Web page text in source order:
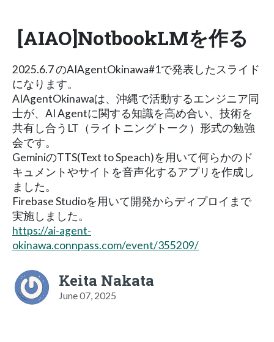
[AIAO]NotbookLMを作る
2025.6.7 のAIAgentOkinawa#1で発表したスライド
になります。
AIAgentOkinawaは、沖縄で活動するエンジニア同
士が、AI Agentに関する知識を高め合い、技術を
共有し合うLT（ライトニングトーク）形式の勉強
会です。
GeminiのTTS(Text to Speach)を用いて何らかのド
キュメントやサイトを音声化するアプリを作成し
ました。
Firebase Studioを用いて開発からディプロイまで
実施しました。
https://ai-agent-
okinawa.connpass.com/event/355209/
Keita Nakata
June 07, 2025